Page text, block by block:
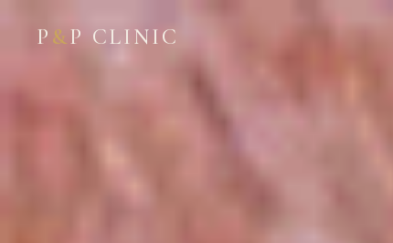
P &P CLINIC